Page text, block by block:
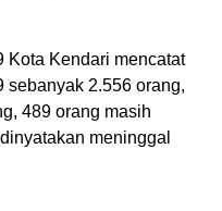
Kota Kendari mencatat
sebanyak 2.556 orang,
489 orang masih
meninggal